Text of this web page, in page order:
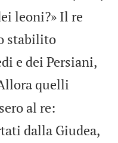
leoni?» Il re
stabilito
e dei Persiani,
quelli
al re:
dalla Giudea,